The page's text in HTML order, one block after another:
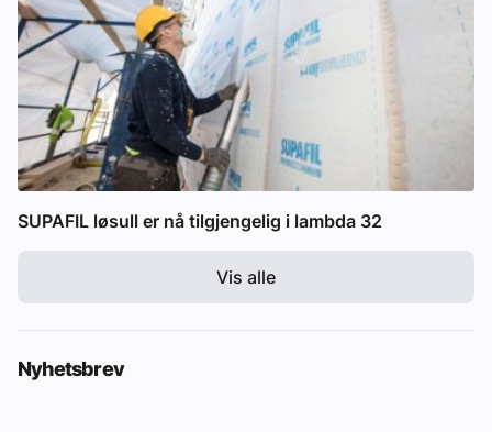
SUPAFIL løsull er nå tilgjengelig i lambda 32
Vis alle
Nyhetsbrev